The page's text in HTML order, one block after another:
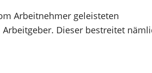
Arbeitnehmer geleisteten
Dieser bestreitet